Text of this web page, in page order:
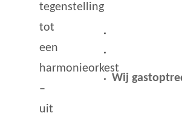
tegenstelling
tot
een
harmonieorkest
–
uit
Wij